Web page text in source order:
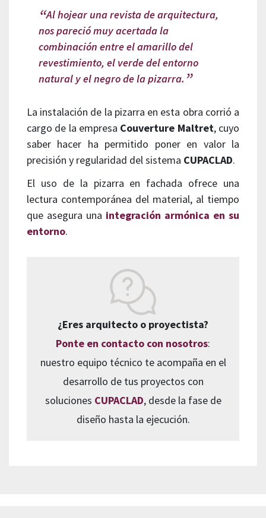
Al hojear una revista de arquitectura,
nos pareció muy acertada la
combinación entre el amarillo del
revestimiento, el verde del entorno
natural y el negro de la pizarra.
La instalación de la pizarra en esta obra corrió a
cargo de la empresa Couverture Maltret, cuyo
saber hacer ha permitido poner en valor la
precisión y regularidad del sistema CUPACLAD.
El uso de la pizarra en fachada ofrece una
lectura contemporánea del material, al tiempo
que asegura una integración armónica en su
entorno.
¿Eres arquitecto o proyectista?
Ponte en contacto con nosotros:
nuestro equipo técnico te acompaña en el
desarrollo de tus proyectos con
soluciones CUPACLAD, desde la fase de
diseño hasta la ejecución.